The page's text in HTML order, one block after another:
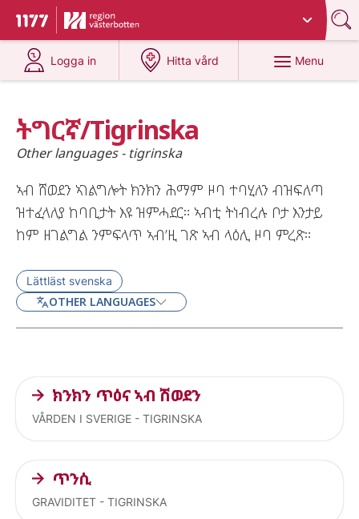
To start page for 1177
Du har valt region
Logga in
at 1177.se
Hitta vård
at 1177.se
Menu
ትግርኛ/Tigrinska
Other languages - tigrinska
ኣብ ሸወደን ኣገልግሎት ክንክን ሕማም ዞባ ተባሂለን ብዝፍለጣ
ዝተፈላለያ ከባቢታት እዩ ዝምሓደር። ኣብቲ ትነብረሉ ቦታ እንታይ
ከም ዘገልግል ንምፍላጥ ኣብ’ዚ ገጽ ኣብ ላዕሊ ዞባ ምረጽ።
Lättläst svenska
OTHER LANGUAGES
Current articles
ክንክን ጥዕና ኣብ ሽወደን
VÅRDEN I SVERIGE - TIGRINSKA
ጥንሲ
GRAVIDITET - TIGRINSKA